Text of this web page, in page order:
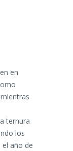
en
ternura
los
año de